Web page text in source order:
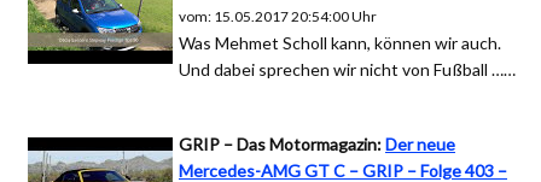
vom: 15.05.2017 20:54:00 Uhr
Was Mehmet Scholl kann, können wir auch.
Und dabei sprechen wir nicht von Fußball ……
GRIP – Das Motormagazin:Der neue
Mercedes-AMG GT C – GRIP – Folge 403 –